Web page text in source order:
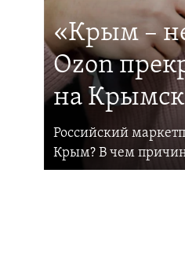
«Крым –
Ozon
на
Российский
Крым? В чем